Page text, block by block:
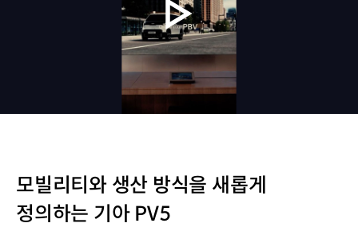
모빌리티와 생산 방식을 새롭게
정의하는 기아 PV5